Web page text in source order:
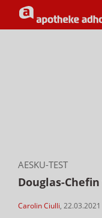
AESKU-TEST
Douglas-
Carolin Ciulli,